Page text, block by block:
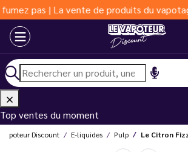
| La vente de produits du vapotage est
Top ventes du moment
Vapoteur Discount E-liquides Pulp Le Citron